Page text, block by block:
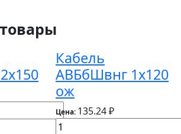
Кабель
АВБбШвнг 1х120
ож
Цена: 135.24 ₽